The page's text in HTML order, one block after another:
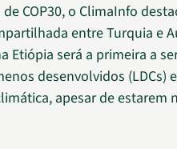
COP30, o ClimaInfo
entre Turquia e
Etiópia será a primeira a
desenvolvidos (LDCs)
apesar de estarem